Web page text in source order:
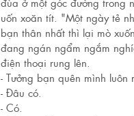
uốn xoăn tít. "Một ngày tẻ
bạn thân nhất thì lại mò
đang ngán ngẩm ngắm
điện thoại rung lên.
- Tưởng bạn quên mình luôn
- Đâu có.
- Có.